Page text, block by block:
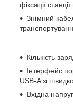
фіксації
Знімний
Кількість
Інтерфейс
USB-A зі
Вхідна